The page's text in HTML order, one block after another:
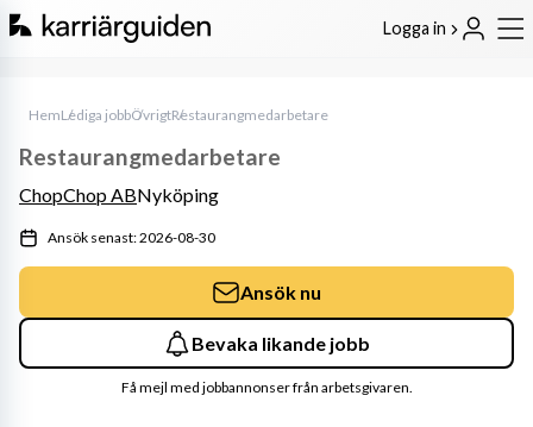
Logga in
HemLediga jobbÖvrigtRestaurangmedarbetare
Restaurangmedarbetare
ChopChop ABNyköping
Ansök senast: 2026-08-30
Ansök nu
Bevaka likande jobb
Få mejl med jobbannonser från arbetsgivaren.